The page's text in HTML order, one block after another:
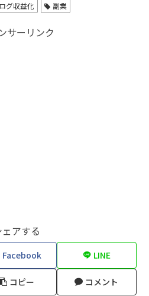
グ収益化 副業
サーリンク
ェアする
Facebook LINE
コピー コメント